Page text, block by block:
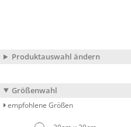
Produktauswahl ändern
Größenwahl
empfohlene Größen